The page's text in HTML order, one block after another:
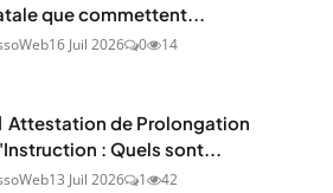
que commettent...
16 Juil 2026 0 14
Attestation de Prolongation
: Quels sont...
13 Juil 2026 1 42